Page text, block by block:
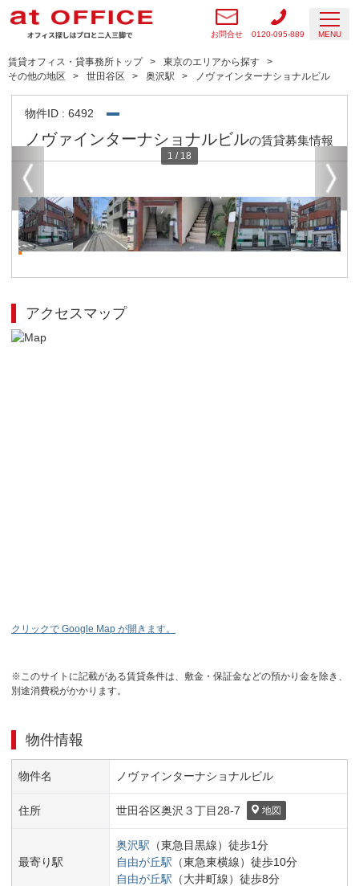
お問合せ 0120-095-889 MENU
賃貸オフィス・貸事務所トップ
東京のエリアから探す
その他の地区
世田谷区 奥沢駅 ノヴァインターナショナルビル
物件ID : 6492
ノヴァインターナショナルビルの賃貸募集情報
1 / 18
アクセスマップ
クリックで Google Map が開きます。
※このサイトに記載がある賃貸条件は、敷金・保証金などの預かり金を除き、
別途消費税がかかります。
物件情報
物件名 ノヴァインターナショナルビル
住所 世田谷区奥沢３丁目 28-7 地図
最寄り駅
奥沢駅 （東急目黒線） 徒歩1分
自由が丘駅 （東急東横線） 徒歩10分
自由が丘駅 （大井町線） 徒歩8分